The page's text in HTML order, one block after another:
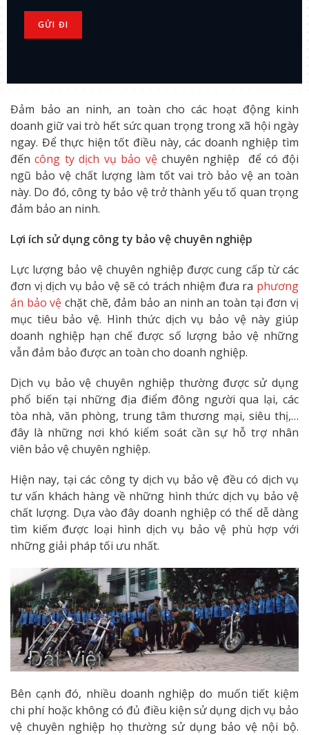
Đảm bảo an ninh, an toàn cho các hoạt động kinh
doanh giữ vai trò hết sức quan trọng trong xã hội ngày
ngay. Để thực hiện tốt điều này, các doanh nghiệp tìm
đếncông ty dịch vụ bảo vệchuyên nghiệp để có đội
ngũ bảo vệ chất lượng làm tốt vai trò bảo vệ an toàn
này. Do đó, công ty bảo vệ trở thành yếu tố quan trọng
đảm bảo an ninh.
Lợi ích sử dụng công ty bảo vệ chuyên nghiệp
Lực lượng bảo vệ chuyên nghiệp được cung cấp từ các
đơn vị dịch vụ bảo vệ sẽ có trách nhiệm đưa ra phương
án bảo vệ chặt chẽ, đảm bảo an ninh an toàn tại đơn vị
mục tiêu bảo vệ. Hình thức dịch vụ bảo vệ này giúp
doanh nghiệp hạn chế được số lượng bảo vệ những
vẫn đảm bảo được an toàn cho doanh nghiệp.
Dịch vụ bảo vệ chuyên nghiệp thường được sử dụng
phổ biến tại những địa điểm đông người qua lại, các
tòa nhà, văn phòng, trung tâm thương mại, siêu thị,…
đây là những nơi khó kiểm soát cần sự hỗ trợ nhân
viên bảo vệ chuyên nghiệp.
Hiện nay, tại các công ty dịch vụ bảo vệ đều có dịch vụ
tư vấn khách hàng về những hình thức dịch vụ bảo vệ
chất lượng. Dựa vào đây doanh nghiệp có thể dễ dàng
tìm kiếm được loại hình dịch vụ bảo vệ phù hợp với
những giải pháp tối ưu nhất.
Bên cạnh đó, nhiều doanh nghiệp do muốn tiết kiệm
chi phí hoặc không có đủ điều kiện sử dụng dịch vụ bảo
vệ chuyên nghiệp họ thường sử dụng bảo vệ nội bộ.